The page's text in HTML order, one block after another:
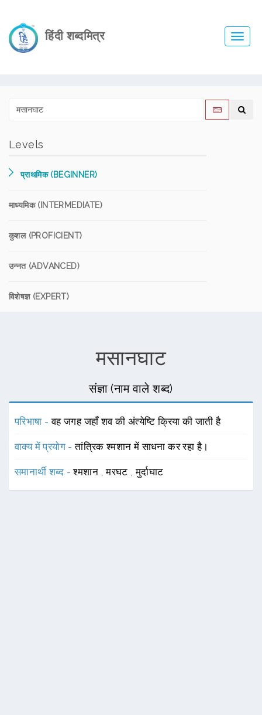
हिंदी शब्दमित्र
Levels
प्राथमिक (BEGINNER)
माध्यमिक (INTERMEDIATE)
कुशल (PROFICIENT)
उन्नत (ADVANCED)
विशेषज्ञ (EXPERT)
मसानघाट
संज्ञा (नाम वाले शब्द)
परिभाषा -वह जगह जहाँ शव की अंत्येष्टि क्रिया की जाती है
वाक्य में प्रयोग -तांत्रिक श्मशान में साधना कर रहा है।
समानार्थी शब्द -श्मशान ,मरघट ,मुर्दाघाट